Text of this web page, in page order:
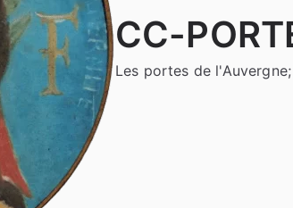
CC-
Les portes de